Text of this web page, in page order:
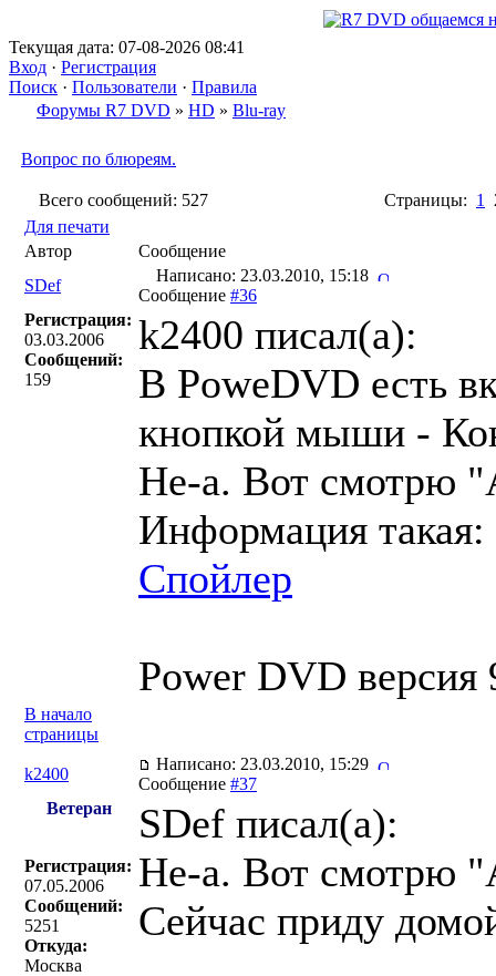
Текущая дата: 07-08-2026 08:41
Вход · Регистрация
Поиск · Пользователи · Правила
Форумы R7 DVD » HD » Blu-ray
Вопрос по блюреям.
Всего сообщений: 527 Страницы: 1
Для печати
Автор
Сообщение
SDef
Написано: 23.03.2010, 15:18
Сообщение #36
Регистрация:
03.03.2006
Сообщений:
159
k2400 писал(a):
В PoweDVD есть
кнопкой мыши -
Не-а. Вот смотрю
Информация такая:
Спойлер
Power DVD версия
В начало
страницы
k2400
Написано: 23.03.2010, 15:29
Сообщение #37
Ветеран
Регистрация:
07.05.2006
Сообщений:
5251
Откуда:
Москва
SDef писал(a):
Не-а. Вот смотрю
Сейчас приду